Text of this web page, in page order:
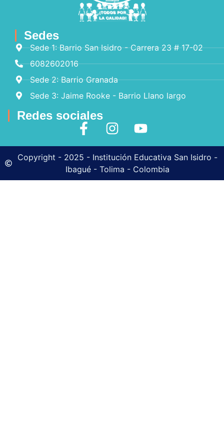
Sedes
Sede 1: Barrio San Isidro - Carrera 23 # 17-02
6082602016
Sede 2: Barrio Granada
Sede 3: Jaime Rooke - Barrio Llano largo
Redes sociales
Copyright - 2025 - Institución Educativa San Isidro -
Ibagué - Tolima - Colombia